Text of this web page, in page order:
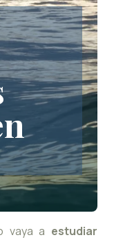
vaya a estudiar